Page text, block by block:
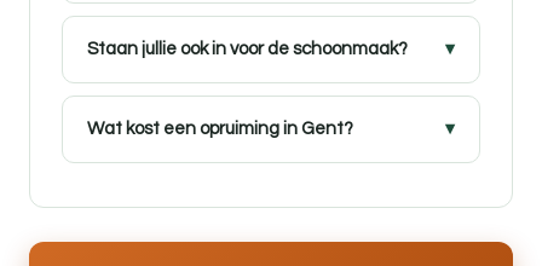
Staan jullie ook in voor de schoonmaak?
Wat kost een opruiming in Gent?